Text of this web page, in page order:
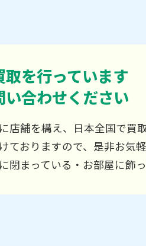
を行っています
い合わせください
店舗を構え、日本全国で買取
ておりますので、是非お気
閉まっている・お部屋に飾